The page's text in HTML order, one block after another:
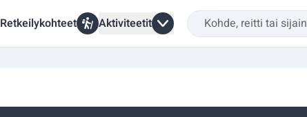
Retkeilykohteet Aktiviteetit